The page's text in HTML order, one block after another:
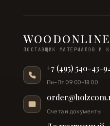
WOODONLINE
ПОСТАВЩИК МАТЕРИАЛОВ И
+7 (495) 540-43-
Пн–Пт 09:00–18:00
Счета и документы